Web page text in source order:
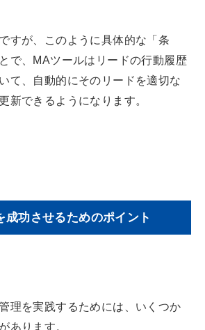
すが、このように具体的な「条
で、MAツールはリードの行動履歴
て、自動的にそのリードを適切な
新できるようになります。
成功させるためのポイント
理を実践するためには、いくつか
あります。